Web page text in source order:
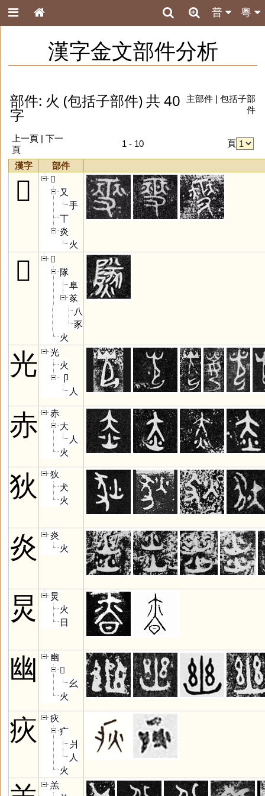
粵
普
漢字金文部件分析
部件: 火 (包括子部件) 共 40
字
主部件| 包括子部
件
上一頁 | 下一
頁
1 - 10 頁
漢字 部件
𤏻
𤏻
又
手
丅
炎
火
𤎩
𤎩
隊
阜
㒸
八
豕
火
光
光
火
卩
人
赤
赤
大
人
火
狄
狄
犬
火
炎
炎
火
炅
炅
火
日
幽
幽
𢆶
幺
火
疢
疢
疒
爿
人
火
羔